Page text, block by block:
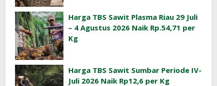
Harga TBS Sawit Plasma Riau 29 Juli
– 4 Agustus 2026 Naik Rp.54,71 per
Kg
Harga TBS Sawit Sumbar Periode IV-
Juli 2026 Naik Rp12,6 per Kg